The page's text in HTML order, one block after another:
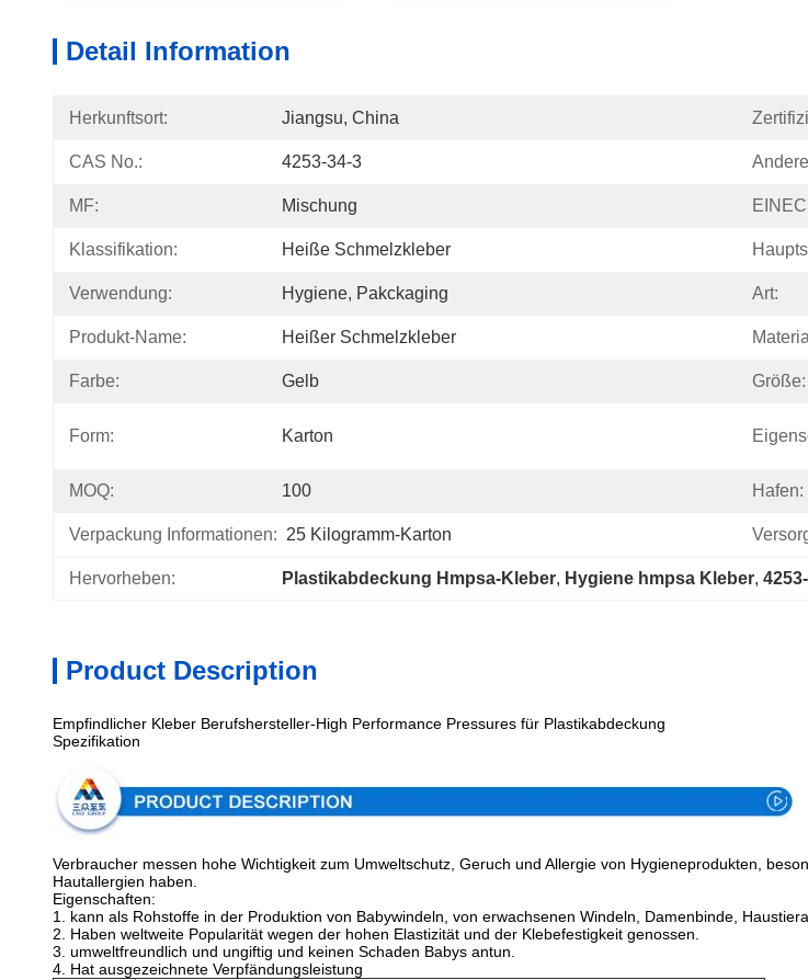
Detail Information
Herkunftsort: Jiangsu, China
CAS No.: 4253-34-3
MF: Mischung
Klassifikation: Heiße Schmelzkleber
Verwendung: Hygiene, Pakckaging Art:
Produkt-Name: Heißer Schmelzkleber
Farbe: Gelb Größe:
Form: Karton
MOQ: 100 Hafen:
Verpackung Informationen: 25 Kilogramm-Karton
Hervorheben: Plastikabdeckung Hmpsa-Kleber, Hygiene hmpsa Kleber,
Product Description
Empfindlicher Kleber Berufshersteller-High Performance Pressures für Plastikabdeckung
Spezifikation
Verbraucher messen hohe Wichtigkeit zum Umweltschutz, Geruch und Allergie von Hygieneprodukten,
Hautallergien haben.
Eigenschaften:
1. kann als Rohstoffe in der Produktion von Babywindeln, von erwachsenen Windeln, Damenbinde,
2. Haben weltweite Popularität wegen der hohen Elastizität und der Klebefestigkeit genossen.
3. umweltfreundlich und ungiftig und keinen Schaden Babys antun.
4. Hat ausgezeichnete Verpfändungsleistung